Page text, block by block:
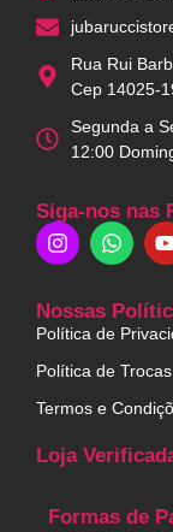
Rua Rui
Cep 14025-
Segunda a
12:00
Siga-nos nas
Nossas
Política de
Política de
Termos e
Loja
Formas de